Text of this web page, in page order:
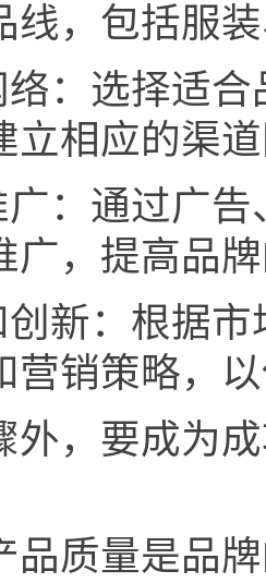
线，包括服
：选择适
立相应的渠
广：通过广
广，提高品
新：根据
营销策略，
外，要成为
品质量是品